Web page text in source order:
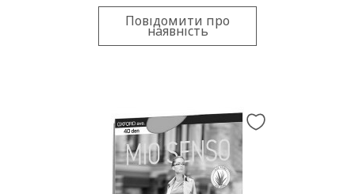
Повідомити про
наявність